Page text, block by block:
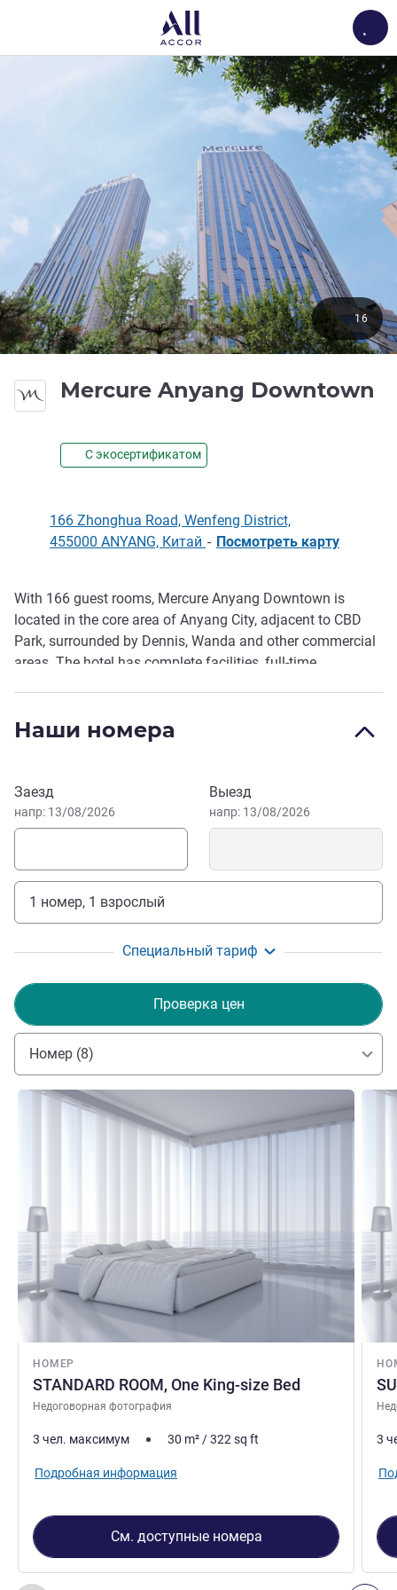
Mercure Anyang Downtown
С экосертификатом
16
166 Zhonghua Road, Wenfeng District,
455000 ANYANG, Китай - Посмотреть карту
Описание
With 166 guest rooms, Mercure Anyang Downtown is
located in the core area of Anyang City, adjacent to CBD
Park, surrounded by Dennis, Wanda and other commercial
areas. The hotel has complete facilities, full-time
are committed to making both business and holiday
Наши номера
Забронировать этот отель
Заезд
напр: 13/08/2026
Выезд
напр: 13/08/2026
1 номер, 1 взрослый
Специальный тариф
Проверка цен
Номер (8)
НОМЕР
STANDARD ROOM, One King-size Bed
Недоговорная фотография
Подробная информация
3 чел. максимум 30 m²/322sq ft
Подробная информация
См. доступные номера
3